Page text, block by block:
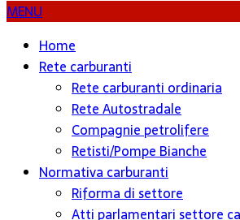
MENU
Home
Rete carburanti
Rete carburanti ordinaria
Rete Autostradale
Compagnie petrolifere
Retisti/Pompe Bianche
Normativa carburanti
Riforma di settore
Atti parlamentari settore